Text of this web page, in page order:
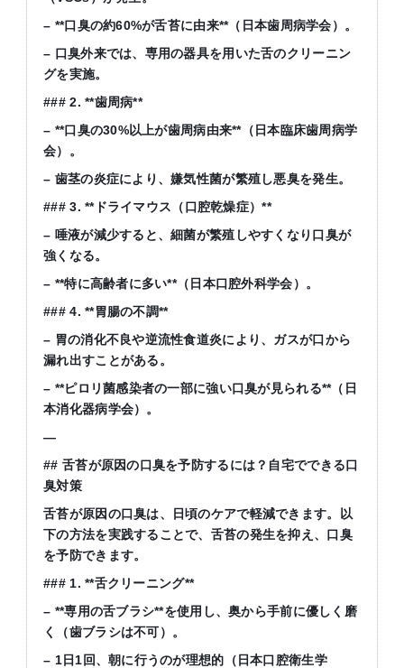
– **口臭の約60%が舌苔に由来**（日本歯周病学会）。
– 口臭外来では、専用の器具を用いた舌のクリーニン
グを実施。
### 2. **歯周病**
– **口臭の30%以上が歯周病由来**（日本臨床歯周病学
会）。
– 歯茎の炎症により、嫌気性菌が繁殖し悪臭を発生。
### 3. **ドライマウス（口腔乾燥症）**
– 唾液が減少すると、細菌が繁殖しやすくなり口臭が
強くなる。
– **特に高齢者に多い**（日本口腔外科学会）。
### 4. **胃腸の不調**
– 胃の消化不良や逆流性食道炎により、ガスが口から
漏れ出すことがある。
– **ピロリ菌感染者の一部に強い口臭が見られる**（日
本消化器病学会）。
—
## 舌苔が原因の口臭を予防するには？自宅でできる口
臭対策
舌苔が原因の口臭は、日頃のケアで軽減できます。以
下の方法を実践することで、舌苔の発生を抑え、口臭
を予防できます。
### 1. **舌クリーニング**
– **専用の舌ブラシ**を使用し、奥から手前に優しく磨
く（歯ブラシは不可）。
– 1日 1回、朝に行うのが理想的（日本口腔衛生学